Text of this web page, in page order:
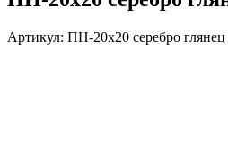
Артикул: ПН-20х20 серебро